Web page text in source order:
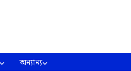
অন্যান্য